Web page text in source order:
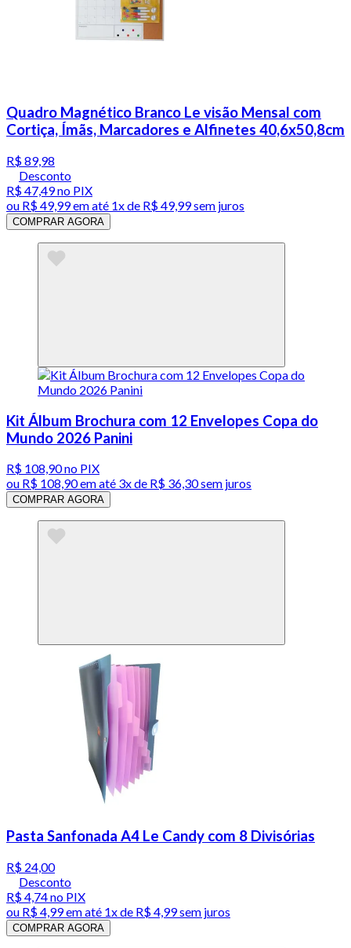
Quadro Magnético Branco Le visão Mensal com
Cortiça, Ímãs, Marcadores e Alfinetes 40,6x50,8cm
R$ 89,98
Desconto
R$ 47,49no PIX
ou R$ 49,99em até 1x de R$ 49,99sem juros
COMPRAR AGORA
Kit Álbum Brochura com 12 Envelopes Copa do
Mundo 2026 Panini
R$ 108,90no PIX
ou R$ 108,90em até 3x de R$ 36,30 sem juros
COMPRAR AGORA
Pasta Sanfonada A4 Le Candy com 8 Divisórias
R$ 24,00
Desconto
R$ 4,74no PIX
ou R$ 4,99em até 1x de R$ 4,99sem juros
COMPRAR AGORA